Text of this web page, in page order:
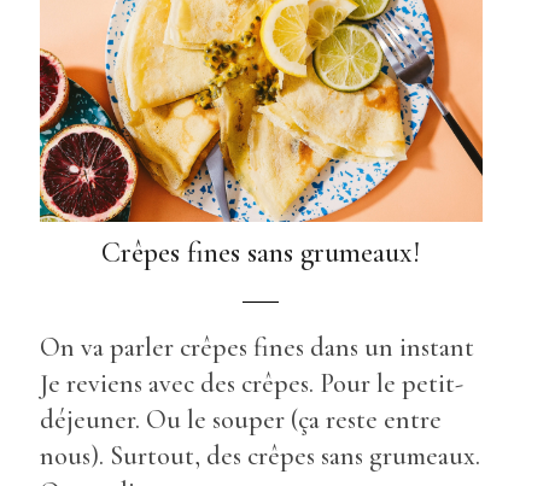
Crêpes fines sans grumeaux!
On va parler crêpes fines dans un instant
Je reviens avec des crêpes. Pour le petit-
déjeuner. Ou le souper (ça reste entre
nous). Surtout, des crêpes sans grumeaux.